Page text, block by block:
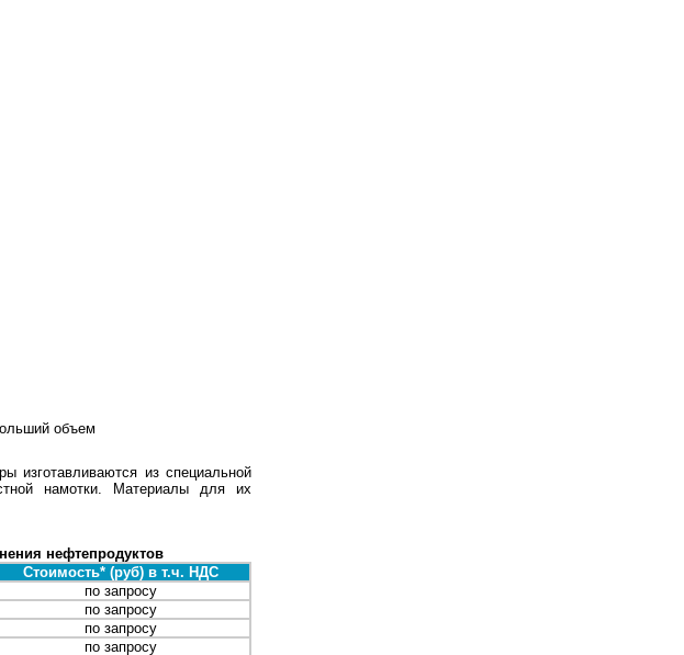
объем
изготавливаются из специальной
намотки. Материалы для их
нефтепродуктов
Стоимость* (руб) в т.ч. НДС
по запросу
по запросу
по запросу
по запросу